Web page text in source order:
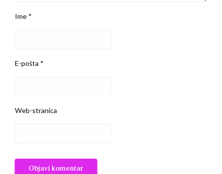
Ime *
E-pošta *
Web-stranica